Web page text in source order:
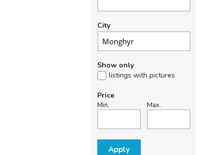
City
Show only
listings with pictures
Price
Min. Max.
Apply